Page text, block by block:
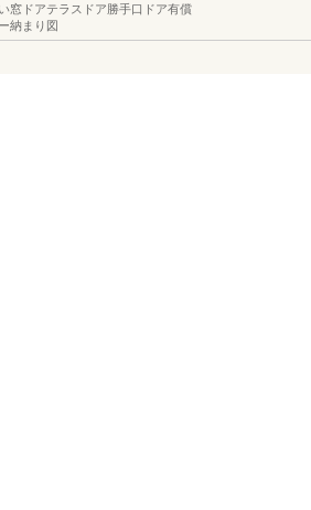
窓ドアテラスドア勝手口ドア有償
納まり図